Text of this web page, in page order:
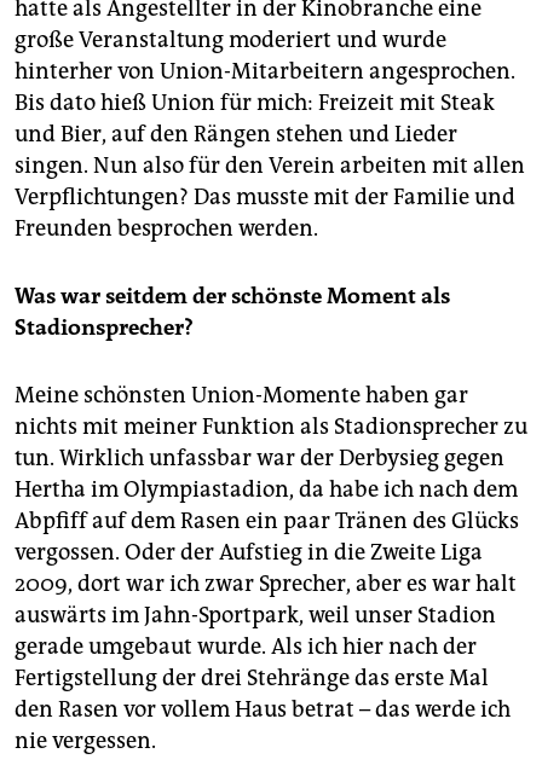
hatte als Angestellter in der Kinobranche eine
große Veranstaltung moderiert und wurde
hinterher von Union-Mitarbeitern angesprochen.
Bis dato hieß Union für mich: Freizeit mit Steak
und Bier, auf den Rängen stehen und Lieder
singen. Nun also für den Verein arbeiten mit allen
Verpflichtungen? Das musste mit der Familie und
Freunden besprochen werden.
Was war seitdem der schönste Moment als
Stadionsprecher?
Meine schönsten Union-Momente haben gar
nichts mit meiner Funktion als Stadionsprecher zu
tun. Wirklich unfassbar war der Derbysieg gegen
Hertha im Olympiastadion, da habe ich nach dem
Abpfiff auf dem Rasen ein paar Tränen des Glücks
vergossen. Oder der Aufstieg in die Zweite Liga
2009, dort war ich zwar Sprecher, aber es war halt
auswärts im Jahn-Sportpark, weil unser Stadion
gerade umgebaut wurde. Als ich hier nach der
Fertigstellung der drei Stehränge das erste Mal
den ­Rasen vor vollem Haus betrat – das werde ich
nie vergessen.